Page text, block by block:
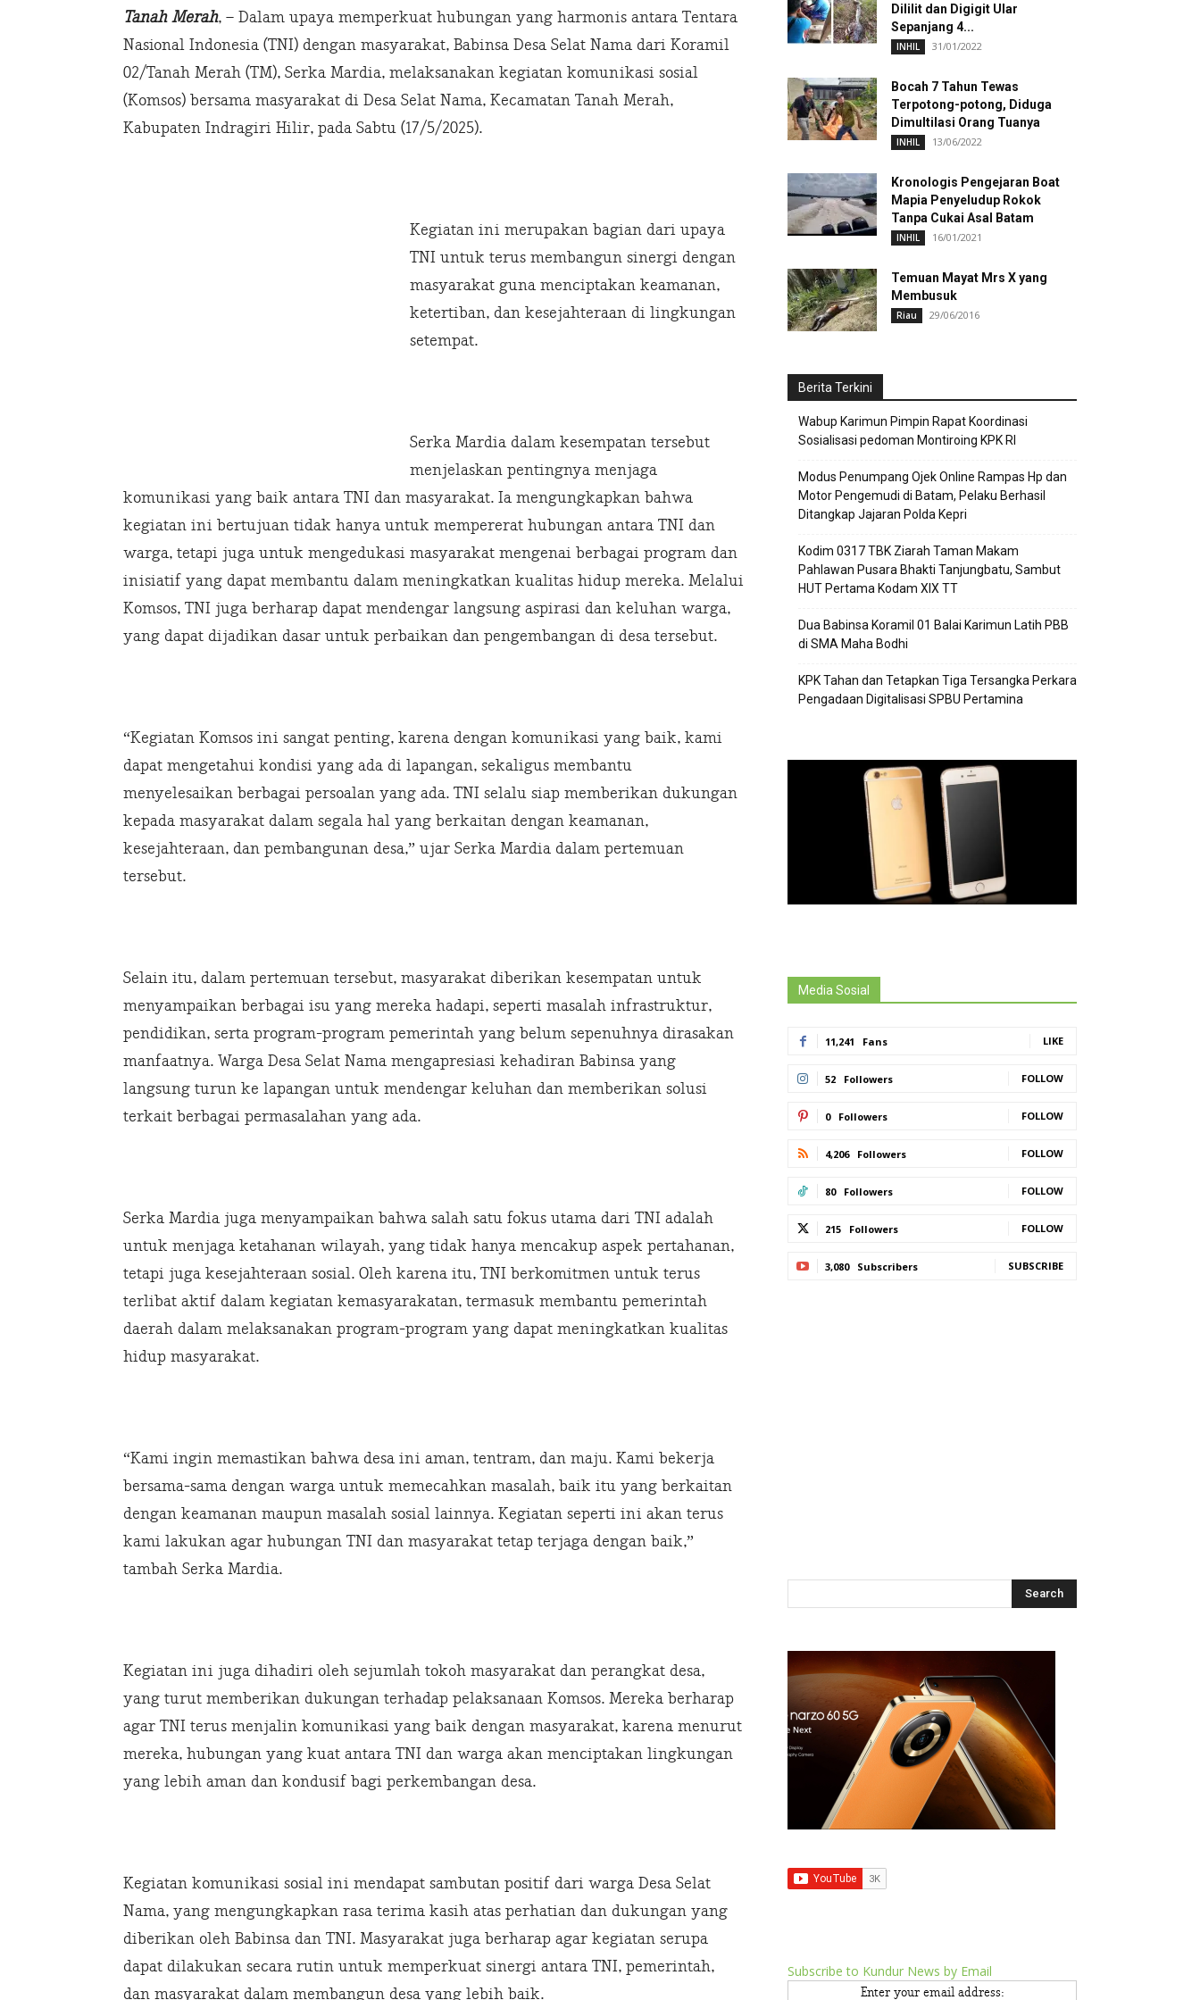
Tanah Merah, – Dalam upaya memperkuat hubungan yang harmonis antara Tentara
Nasional Indonesia (TNI) dengan masyarakat, Babinsa Desa Selat Nama dari Koramil
02/Tanah Merah (TM), Serka Mardia, melaksanakan kegiatan komunikasi sosial
(Komsos) bersama masyarakat di Desa Selat Nama, Kecamatan Tanah Merah,
Kabupaten Indragiri Hilir, pada Sabtu (17/5/2025).
Kegiatan ini merupakan bagian dari upaya
TNI untuk terus membangun sinergi dengan
masyarakat guna menciptakan keamanan,
ketertiban, dan kesejahteraan di lingkungan
setempat.
Serka Mardia dalam kesempatan tersebut
menjelaskan pentingnya menjaga
komunikasi yang baik antara TNI dan masyarakat. Ia mengungkapkan bahwa
kegiatan ini bertujuan tidak hanya untuk mempererat hubungan antara TNI dan
warga, tetapi juga untuk mengedukasi masyarakat mengenai berbagai program dan
inisiatif yang dapat membantu dalam meningkatkan kualitas hidup mereka. Melalui
Komsos, TNI juga berharap dapat mendengar langsung aspirasi dan keluhan warga,
yang dapat dijadikan dasar untuk perbaikan dan pengembangan di desa tersebut.
“Kegiatan Komsos ini sangat penting, karena dengan komunikasi yang baik, kami
dapat mengetahui kondisi yang ada di lapangan, sekaligus membantu
menyelesaikan berbagai persoalan yang ada. TNI selalu siap memberikan dukungan
kepada masyarakat dalam segala hal yang berkaitan dengan keamanan,
kesejahteraan, dan pembangunan desa,” ujar Serka Mardia dalam pertemuan
tersebut.
Selain itu, dalam pertemuan tersebut, masyarakat diberikan kesempatan untuk
menyampaikan berbagai isu yang mereka hadapi, seperti masalah infrastruktur,
pendidikan, serta program-program pemerintah yang belum sepenuhnya dirasakan
manfaatnya. Warga Desa Selat Nama mengapresiasi kehadiran Babinsa yang
langsung turun ke lapangan untuk mendengar keluhan dan memberikan solusi
terkait berbagai permasalahan yang ada.
Serka Mardia juga menyampaikan bahwa salah satu fokus utama dari TNI adalah
untuk menjaga ketahanan wilayah, yang tidak hanya mencakup aspek pertahanan,
tetapi juga kesejahteraan sosial. Oleh karena itu, TNI berkomitmen untuk terus
terlibat aktif dalam kegiatan kemasyarakatan, termasuk membantu pemerintah
daerah dalam melaksanakan program-program yang dapat meningkatkan kualitas
hidup masyarakat.
“Kami ingin memastikan bahwa desa ini aman, tentram, dan maju. Kami bekerja
bersama-sama dengan warga untuk memecahkan masalah, baik itu yang berkaitan
dengan keamanan maupun masalah sosial lainnya. Kegiatan seperti ini akan terus
kami lakukan agar hubungan TNI dan masyarakat tetap terjaga dengan baik,”
tambah Serka Mardia.
Kegiatan ini juga dihadiri oleh sejumlah tokoh masyarakat dan perangkat desa,
yang turut memberikan dukungan terhadap pelaksanaan Komsos. Mereka berharap
agar TNI terus menjalin komunikasi yang baik dengan masyarakat, karena menurut
mereka, hubungan yang kuat antara TNI dan warga akan menciptakan lingkungan
yang lebih aman dan kondusif bagi perkembangan desa.
Kegiatan komunikasi sosial ini mendapat sambutan positif dari warga Desa Selat
Nama, yang mengungkapkan rasa terima kasih atas perhatian dan dukungan yang
diberikan oleh Babinsa dan TNI. Masyarakat juga berharap agar kegiatan serupa
dapat dilakukan secara rutin untuk memperkuat sinergi antara TNI, pemerintah,
dan masyarakat dalam membangun desa yang lebih baik.
Dililit dan Digigit Ular
Sepanjang 4...
INHIL 31/01/2022
Bocah 7 Tahun Tewas
Terpotong-potong, Diduga
Dimultilasi Orang Tuanya
INHIL 13/06/2022
Kronologis Pengejaran Boat
Mapia Penyeludup Rokok
Tanpa Cukai Asal Batam
INHIL 16/01/2021
Temuan Mayat Mrs X yang
Membusuk
Riau 29/06/2016
Berita Terkini
Wabup Karimun Pimpin Rapat Koordinasi
Sosialisasi pedoman Montiroing KPK RI
Modus Penumpang Ojek Online Rampas Hp dan
Motor Pengemudi di Batam, Pelaku Berhasil
Ditangkap Jajaran Polda Kepri
Kodim 0317 TBK Ziarah Taman Makam
Pahlawan Pusara Bhakti Tanjungbatu, Sambut
HUT Pertama Kodam XIX TT
Dua Babinsa Koramil 01 Balai Karimun Latih PBB
di SMA Maha Bodhi
KPK Tahan dan Tetapkan Tiga Tersangka Perkara
Pengadaan Digitalisasi SPBU Pertamina
Media Sosial
11,241 Fans LIKE
52 Followers FOLLOW
0 Followers FOLLOW
4,206 Followers FOLLOW
80 Followers FOLLOW
215 Followers FOLLOW
3,080 Subscribers SUBSCRIBE
Subscribe to Kundur News by Email
Enter your email address: